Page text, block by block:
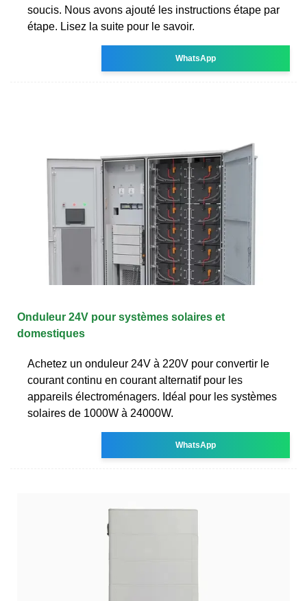
soucis. Nous avons ajouté les instructions étape par
étape. Lisez la suite pour le savoir.
WhatsApp
Onduleur 24V pour systèmes solaires et
domestiques
Achetez un onduleur 24V à 220V pour convertir le
courant continu en courant alternatif pour les
appareils électroménagers. Idéal pour les systèmes
solaires de 1000W à 24000W.
WhatsApp